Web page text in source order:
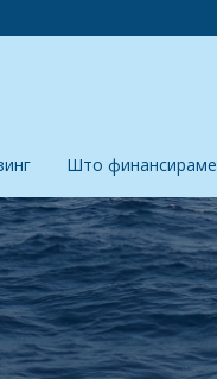
Што финансираме